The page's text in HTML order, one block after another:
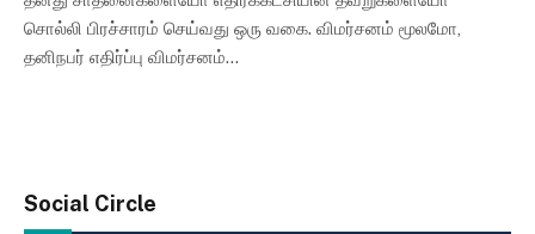
சொல்லி பிரச்சாரம் செய்வது ஒரு வகை. விமர்சனம் மூலமோ,
தனிநபர் எதிர்ப்பு விமர்சனம்…
Social Circle